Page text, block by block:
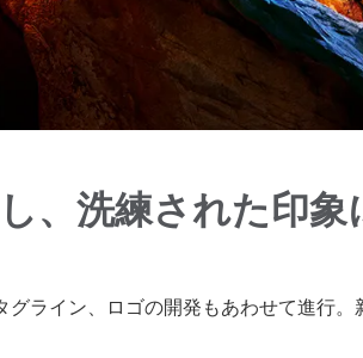
、洗練された印象
ライン、ロゴの開発もあわせて進行